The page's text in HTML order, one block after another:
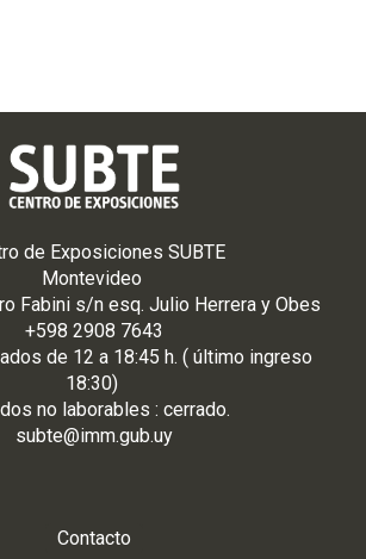
de Exposiciones SUBTE
Montevideo
Fabini s/n esq. Julio Herrera y Obes
+598 2908 7643
de 12 a 18:45 h. ( último ingreso
18:30)
no laborables : cerrado.
subte@imm.gub.uy
Contacto